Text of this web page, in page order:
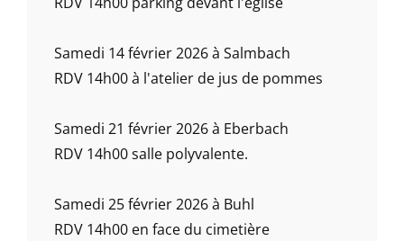
Samedi 14 février 2026 à Salmbach
RDV 14h00 à l'atelier de jus de pommes
Samedi 21 février 2026 à Eberbach
RDV 14h00 salle polyvalente.
Samedi 25 février 2026 à Buhl
RDV 14h00 en face du cimetière